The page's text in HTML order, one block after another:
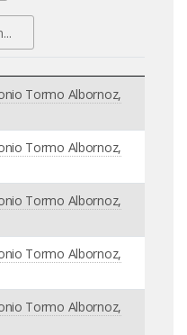
Tormo Albornoz,
Tormo Albornoz,
Tormo Albornoz,
Tormo Albornoz,
Tormo Albornoz,